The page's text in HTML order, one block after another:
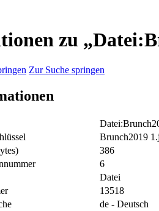
zu
Zur Suche springen
Brunch2019
386
6
Datei
13518
de - Deutsch